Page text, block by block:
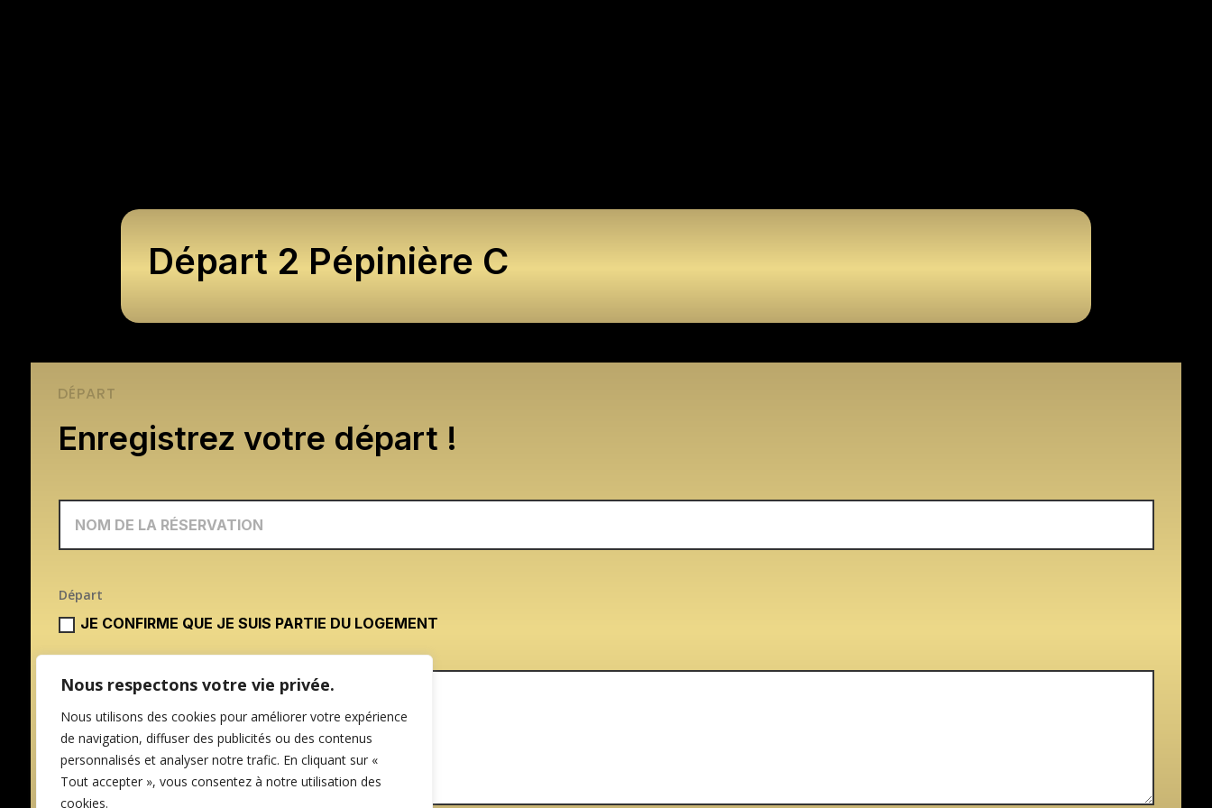
Nous respectons votre vie privée.
Nous utilisons des cookies pour améliorer votre expérience
de navigation, diffuser des publicités ou des contenus
personnalisés et analyser notre trafic. En cliquant sur «
Tout accepter », vous consentez à notre utilisation des
cookies.
Départ 2 Pépinière C
DÉPART
Enregistrez votre départ !
Départ
JE CONFIRME QUE JE SUIS PARTIE DU LOGEMENT